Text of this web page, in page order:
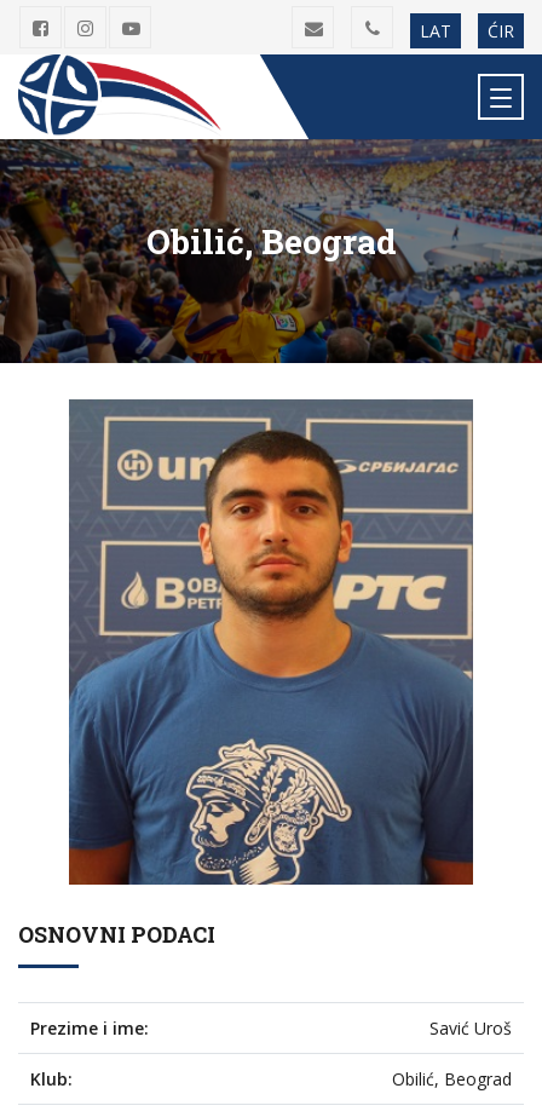
LAT ĆIR
Obilić, Beograd
OSNOVNI PODACI
Prezime i ime: Savić Uroš
Klub: Obilić, Beograd